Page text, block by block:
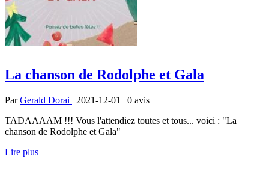
La chanson de Rodolphe et Gala
ParGerald Dorai | 2021-12-01 | 0 avis
TADAAAAM !!! Vous l'attendiez toutes et tous... voici : "La
chanson de Rodolphe et Gala"
Lire plus